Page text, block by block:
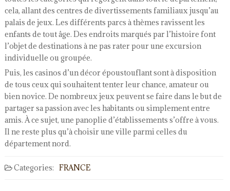
cela, allant des centres de divertissements familiaux jusqu’au
palais de jeux. Les différents parcs à thèmes ravissent les
enfants de tout âge. Des endroits marqués par l’histoire font
l’objet de destinations à ne pas rater pour une excursion
individuelle ou groupée.
Puis, les casinos d’un décor époustouflant sont à disposition
de tous ceux qui souhaitent tenter leur chance, amateur ou
bien novice. De nombreux jeux peuvent se faire dans le but de
partager sa passion avec les habitants ou simplement entre
amis. À ce sujet, une panoplie d’établissements s’offre à vous.
Il ne reste plus qu’à choisir une ville parmi celles du
département nord.
Categories: FRANCE